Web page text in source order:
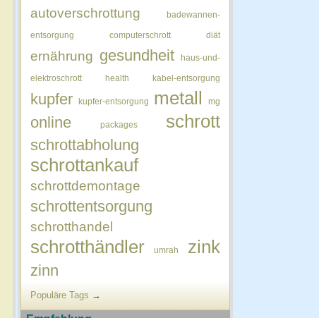
autoverschrottung badewannen-
entsorgung computerschrott diät
ernährung gesundheit haus-und-
elektroschrott health kabel-entsorgung
kupfer kupfer-entsorgung metall mg
online packages schrott
schrottabholung
schrottankauf
schrottdemontage
schrottentsorgung
schrotthandel
schrotthändler umrah zink
zinn
Populäre Tags →